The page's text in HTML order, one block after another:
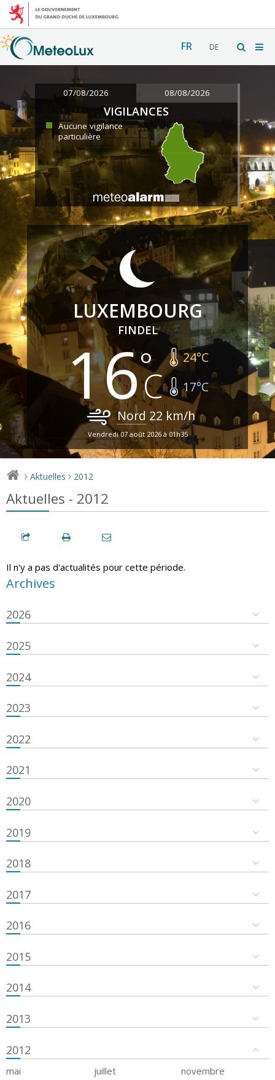
FR DE
07/08/2026 08/08/2026
VIGILANCES
Aucune vigilance
particulière
LUXEMBOURG
FINDEL
16 24°C
17°C
Nord 22km/h
Vendredi 07 août 2026 à 01h35
> Aktuelles > 2012
Aktuelles - 2012
Il n'y a pas d'actualités pour cette période.
Archives
2026
2025
2024
2023
2022
2021
2020
2019
2018
2017
2016
2015
2014
2013
2012
mai juillet
novembre